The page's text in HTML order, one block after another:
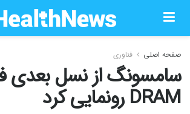
صفحه اصلی فناوری
DRAM رونمایی کرد